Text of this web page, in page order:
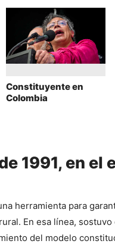
Constituyente en
Colombia
1991, en el
herramienta para
En esa línea, sostuvo
del modelo